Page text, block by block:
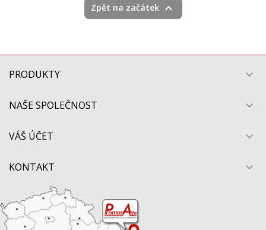
Zpět na začátek 
PRODUKTY 
NAŠE SPOLEČNOST 
VÁŠ ÚČET 
KONTAKT 